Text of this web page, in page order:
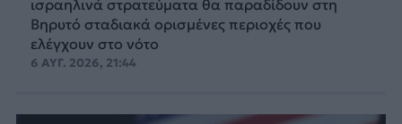
ισραηλινά στρατεύματα θα παραδίδουν στη
Βηρυτό σταδιακά ορισμένες περιοχές που
ελέγχουν στο νότο
6 ΑΥΓ. 2026, 21:44